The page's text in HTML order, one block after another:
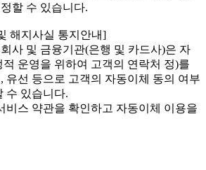
할 수 있습니다.
해지사실 통지안내]
사 및 금융기관(은행 및 카드사)은 자
운영을 위하여 고객의 연락처 정)를
유선 등으로 고객의 자동이체 동의 여부
수 있습니다.
비스 약관을 확인하고 자동이체 이용을